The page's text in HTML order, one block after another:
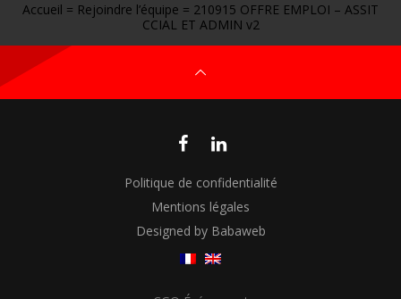
Accueil = Rejoindre l’équipe = 210915 OFFRE EMPLOI – ASSIT
CCIAL ET ADMIN v2
Politique de confidentialité
Mentions légales
Designed by Babaweb